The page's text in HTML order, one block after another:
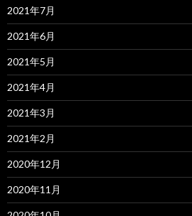
2021年7月
2021年6月
2021年5月
2021年4月
2021年3月
2021年2月
2020年12月
2020年11月